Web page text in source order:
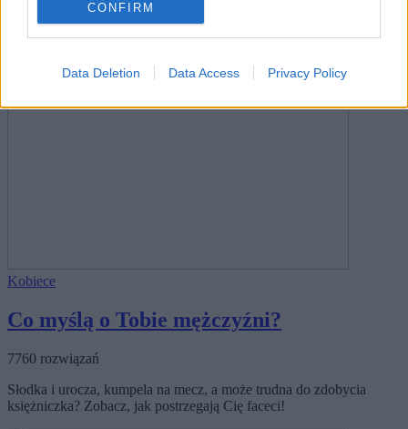
CONFIRM
Data Deletion Data Access Privacy Policy
29644 rozwiązania
naszym zainteresowaniom i pasjom. Jeśli zastanawias...
Kobiece
Co myślą o Tobie mężczyźni?
7760 rozwiązań
Słodka i urocza, kumpela na mecz, a może trudna do zdobycia
księżniczka? Zobacz, jak postrzegają Cię faceci!